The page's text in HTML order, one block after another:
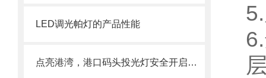
LED调光帕灯的产品性能
点亮港湾，港口码头投光灯安全开启操作指南